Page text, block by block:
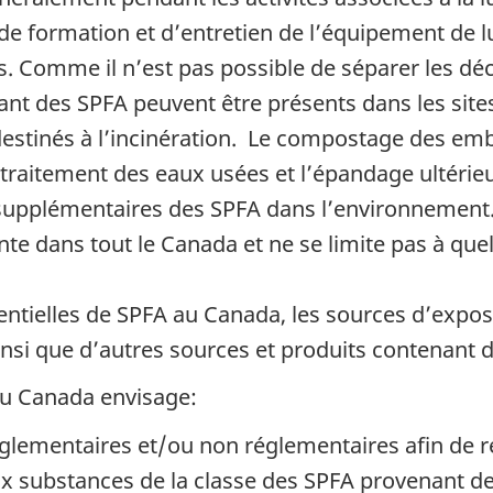
formation et d’entretien de l’équipement de
il n’est pas possible de séparer les
des SPFA peuvent être présents dans les
à l’incinération. Le compostage des
des eaux usées et l’épandage
des SPFA dans
dans tout le Canada et ne se limite pas à
de SPFA au Canada, les sources
que d’autres sources et produits contenant
Canada envisage:
et/ou non réglementaires afin de
de la classe des SPFA provenant